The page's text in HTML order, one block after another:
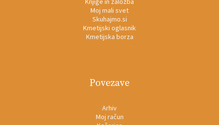
Knjige in založba
Moj mali svet
Skuhajmo.si
Kmetijski oglasnik
Kmetijska borza
Povezave
Arhiv
Moj račun